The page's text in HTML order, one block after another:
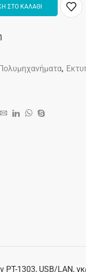
ΣΤΟ ΚΑΛΑΘΙ
,
PT-1303, USB/LAN,